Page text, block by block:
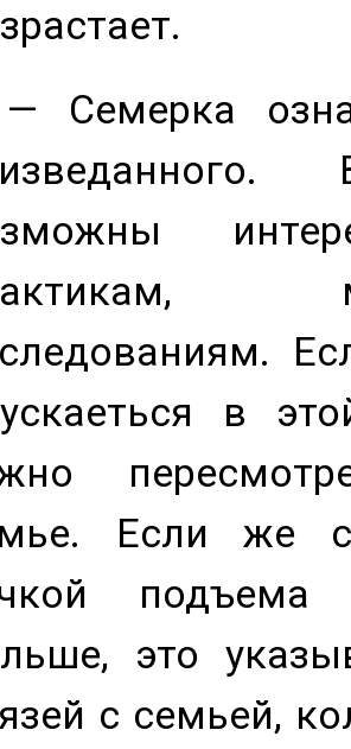
— Семерка
в
Если же
это
с семьей,